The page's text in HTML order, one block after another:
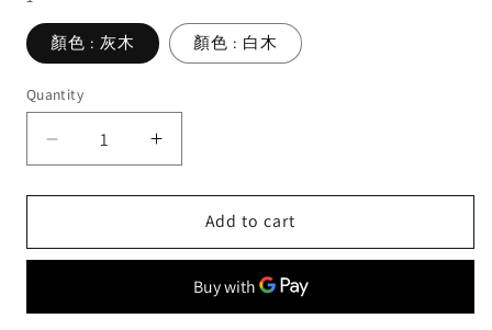
顏色 : 灰木 顏色 : 白木
Quantity
Decrease
quantity
for
本
Increase
quantity
for
本
Add to cart